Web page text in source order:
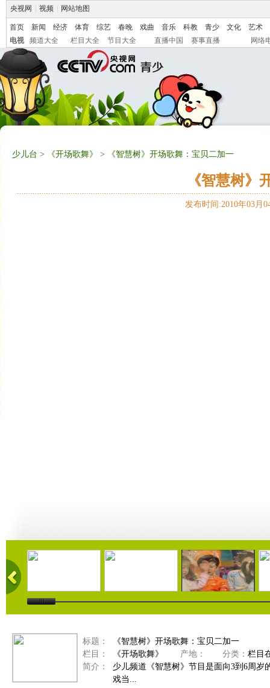
央视网 视频 网站地图
首页 新闻 经济 体育 综艺 春晚 戏曲 音乐 科教 青少 文化
艺术
电视
频道大全 栏目大全 节目大全 直播中国 赛事直播 网络
少儿台 > 《开场歌舞》 > 《智慧树》开场歌舞：宝贝二加一
《智慧树》
发布时间:2010年03月
02:40 03:22 00:00
标题：
《智慧树》开场歌舞：宝贝二加一
栏目：
《开场歌舞》 产地： 分类： 栏目
简介：
少儿频道《智慧树》节目是面向3到6周
戏当...